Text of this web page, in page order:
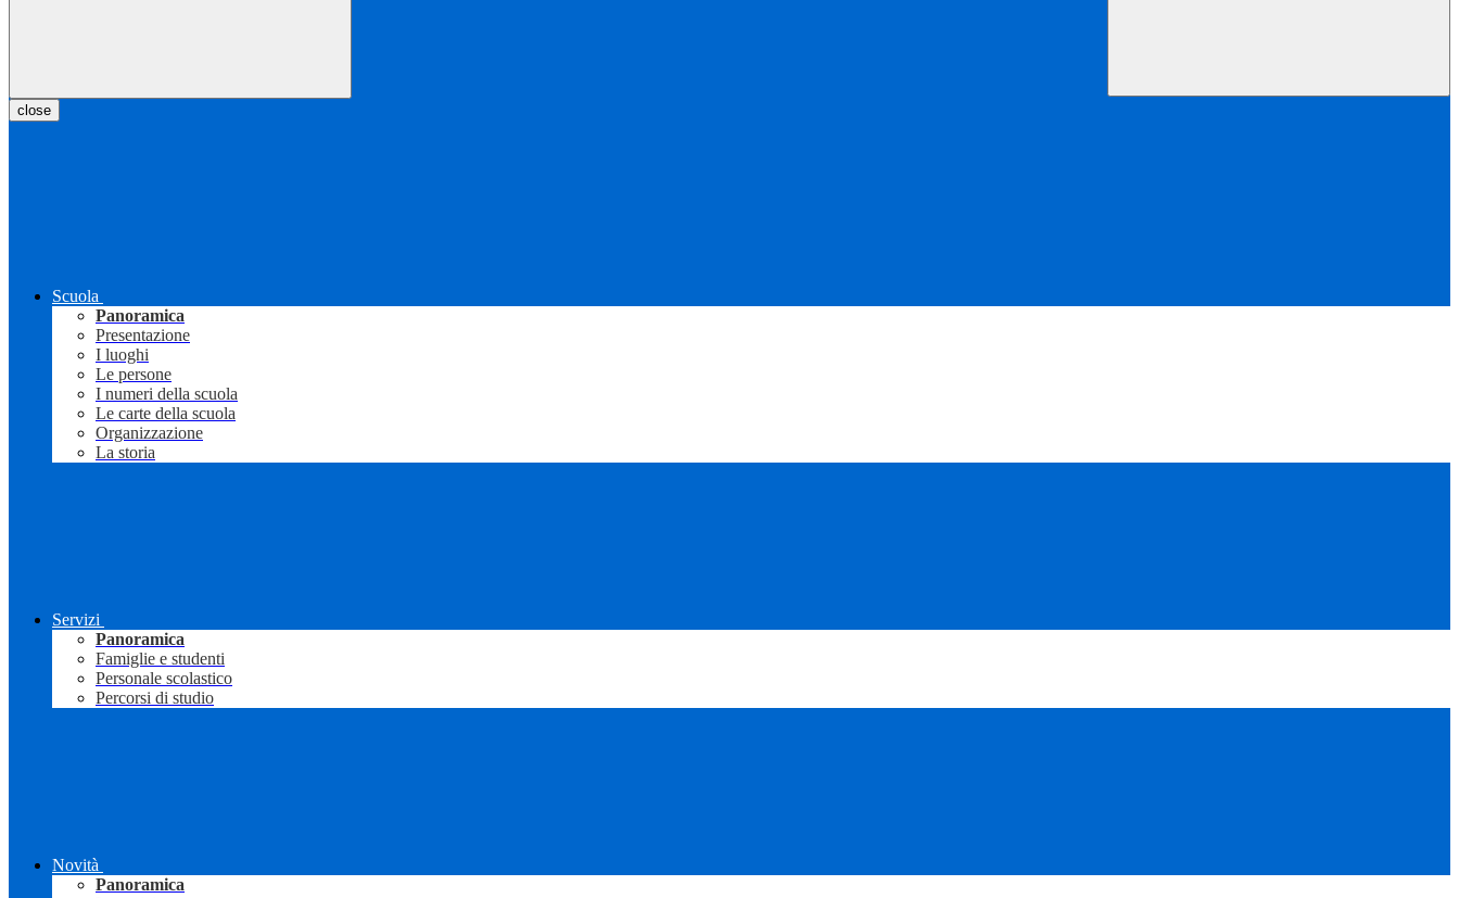
close
Scuola
Panoramica
Presentazione
I luoghi
Le persone
I numeri della scuola
Le carte della scuola
Organizzazione
La storia
Servizi
Panoramica
Famiglie e studenti
Personale scolastico
Percorsi di studio
Novità
Panoramica